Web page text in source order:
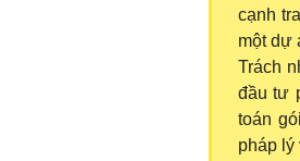
cạnh
một dự
Trách
đầu tư
toán
pháp lý